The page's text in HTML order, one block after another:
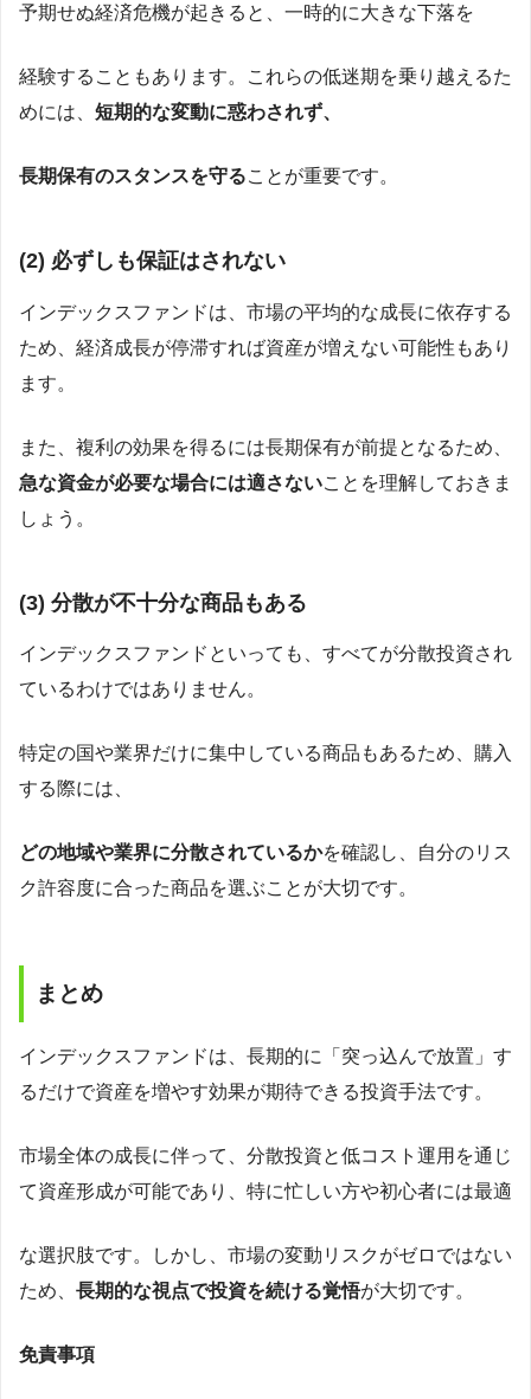
予期せぬ経済危機が起きると、一時的に大きな下落を
経験することもあります。これらの低迷期を乗り越えるた
めには、 短期的な変動に惑わされず、
長期保有のスタンスを守ることが重要です。
(2) 必ずしも保証はされない
インデックスファンドは、市場の平均的な成長に依存する
ため、経済成長が停滞すれば資産が増えない可能性もあり
ます。
また、複利の効果を得るには長期保有が前提となるため、
急な資金が必要な場合には適さないことを理解しておきま
しょう。
(3) 分散が不十分な商品もある
インデックスファンドといっても、すべてが分散投資され
ているわけではありません。
特定の国や業界だけに集中している商品もあるため、購入
する際には、
どの地域や業界に分散されているかを確認し、自分のリス
ク許容度に合った商品を選ぶことが大切です。
まとめ
インデックスファンドは、長期的に「突っ込んで放置」す
るだけで資産を増やす効果が期待できる投資手法です。
市場全体の成長に伴って、分散投資と低コスト運用を通じ
て資産形成が可能であり、特に忙しい方や初心者には最適
な選択肢です。しかし、市場の変動リスクがゼロではない
ため、 長期的な視点で投資を続ける覚悟が大切です。
免責事項